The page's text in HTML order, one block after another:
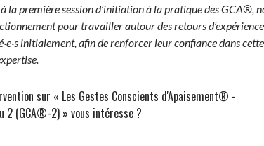
la première session d’initiation à la pratique des GCA®,
pour travailler autour des retours
initialement, afin de renforcer leur confiance dans
sur « Les Gestes Conscients d'Apaisement® -
2 (GCA®-2) » vous intéresse ?